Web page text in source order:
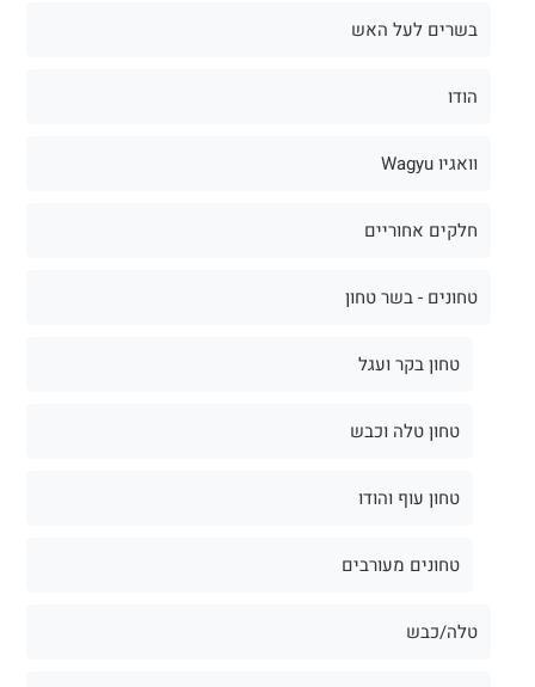
בשרים לעל האש
הודו
וואגיו Wagyu
חלקים אחוריים
טחונים - בשר טחון
טחון בקר ועגל
טחון טלה וכבש
טחון עוף והודו
טחונים מעורבים
טלה/כבש